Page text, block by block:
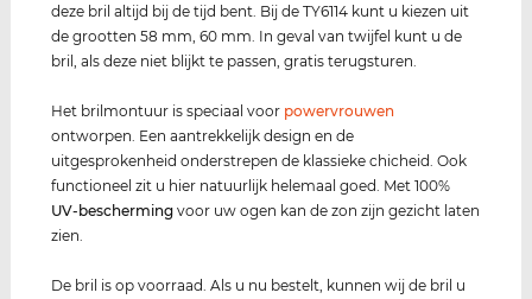
deze bril altijd bij de tijd bent. Bij de TY6114 kunt u kiezen uit
de grootten 58 mm, 60 mm. In geval van twijfel kunt u de
bril, als deze niet blijkt te passen, gratis terugsturen.
Het brilmontuur is speciaal voor powervrouwen
ontworpen. Een aantrekkelijk design en de
uitgesprokenheid onderstrepen de klassieke chicheid. Ook
functioneel zit u hier natuurlijk helemaal goed. Met 100%
UV-bescherming voor uw ogen kan de zon zijn gezicht laten
zien.
De bril is op voorraad. Als u nu bestelt, kunnen wij de bril u